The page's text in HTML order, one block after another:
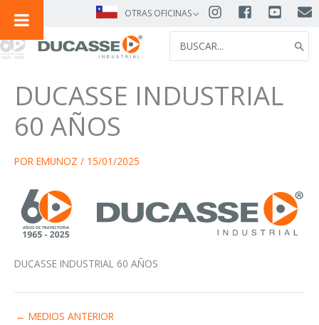
CONTENIDO
OTRAS OFICINAS
FOR:
DUCASSE INDUSTRIAL
60 AÑOS
POR EMUNOZ / 15/01/2025
DUCASSE INDUSTRIAL 60 AÑOS
← MEDIOS ANTERIOR